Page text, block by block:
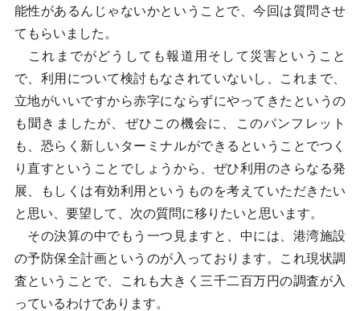
能性があるんじゃないかということで、今回は質問させ
てもらいました。
これまでがどうしても報道用そして災害ということ
で、利用について検討もなされていないし、これまで、
立地がいいですから赤字にならずにやってきたというの
も聞きましたが、ぜひこの機会に、このパンフレット
も、恐らく新しいターミナルができるということでつく
り直すということでしょうから、ぜひ利用のさらなる発
展、もしくは有効利用というものを考えていただきたい
と思い、要望して、次の質問に移りたいと思います。
その決算の中でもう一つ見ますと、中には、港湾施設
の予防保全計画というのが入っております。これ現状調
査ということで、これも大きく三千二百万円の調査が入
っているわけであります。